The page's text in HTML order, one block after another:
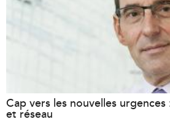
Cap vers les nouvelles
et réseau